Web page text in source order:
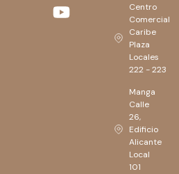
Centro
Comercial
Caribe
Plaza
Locales
222 - 223
Manga
Calle
26,
Edificio
Alicante
Local
101